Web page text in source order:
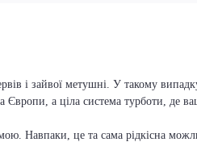
і зайвої метушні. У такому
а ціла система турботи, де
Навпаки, це та сама рідкісна